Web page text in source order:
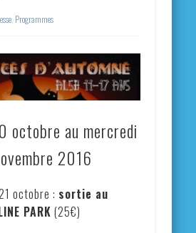
Programmes
octobre au mercredi
2016
octobre : sortie au
PARK (25€)